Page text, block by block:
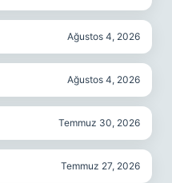
Ağustos 4, 2026
Ağustos 4, 2026
Temmuz 30, 2026
Temmuz 27, 2026